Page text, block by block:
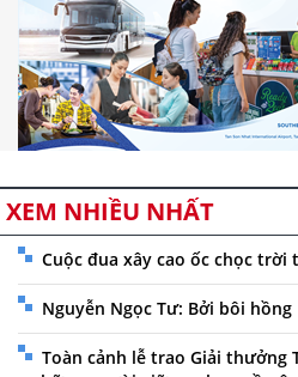
XEM NHIỀU NHẤT
Cuộc đua xây cao ốc chọc trời
Nguyễn Ngọc Tư: Bởi bôi hồng
Toàn cảnh lễ trao Giải thưởng